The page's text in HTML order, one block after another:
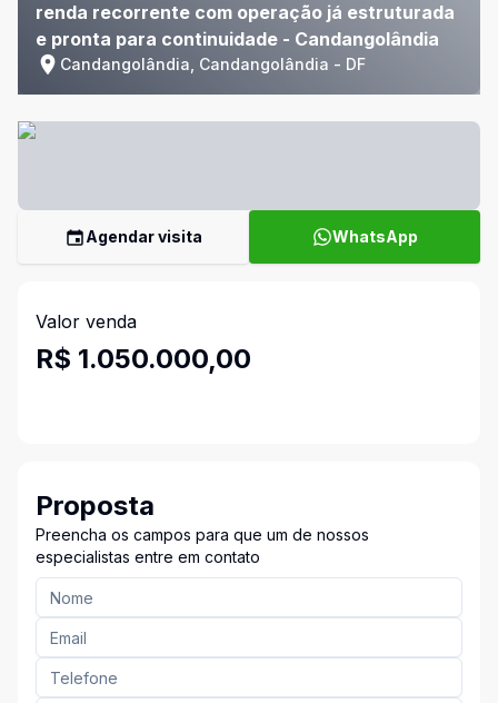
renda recorrente com operação já estruturada
e pronta para continuidade - Candangolândia
Candangolândia, Candangolândia - DF
Agendar visita WhatsApp
Valor venda
R$ 1.050.000,00
Proposta
Preencha os campos para que um de nossos
especialistas entre em contato